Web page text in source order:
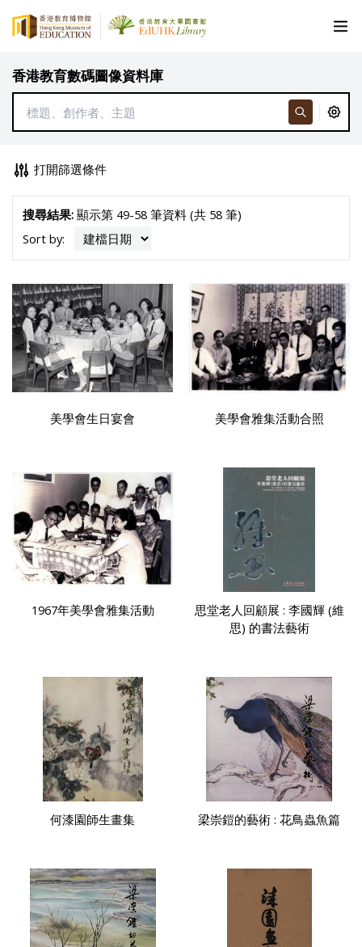
香港教育數碼圖像資料庫
打開篩選條件
搜尋結果:顯示第 49-58 筆資料 (共 58 筆)
Sort by:
美學會生日宴會 美學會雅集活動合照
1967年美學會雅集活動
思堂老人回顧展 : 李國輝 (維
思) 的書法藝術
何漆園師生畫集 梁崇鎧的藝術 : 花鳥蟲魚篇